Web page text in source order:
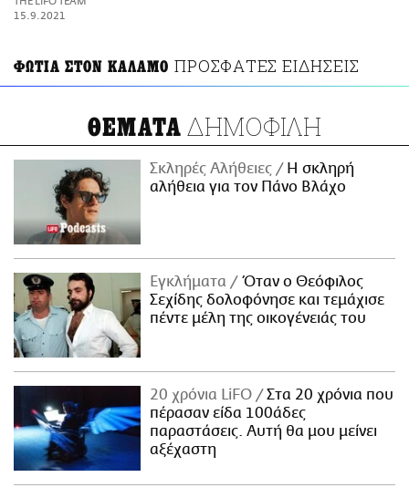
ΑΜΠΑ
15.9.2021
ΦΩΤΙΑ ΣΤΟΝ ΚΑΛΑΜΟ ΠΡΟΣΦΑΤΕΣ ΕΙΔΗΣΕΙΣ
ΘΕΜΑΤΑ ΔΗΜΟΦΙΛΗ
Σκληρές Αλήθειες
H σκληρή
αλήθεια για τον Πάνο Βλάχο
Εγκλήματα
Όταν ο Θεόφιλος
Σεχίδης δολοφόνησε και τεμάχισε
πέντε μέλη της οικογένειάς του
20 χρόνια LiFO
Στα 20 χρόνια που
πέρασαν είδα 100άδες
παραστάσεις. Αυτή θα μου μείνει
αξέχαστη